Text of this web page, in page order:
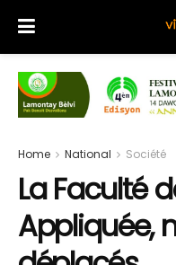
Home National Société
La Faculté
Appliquée,